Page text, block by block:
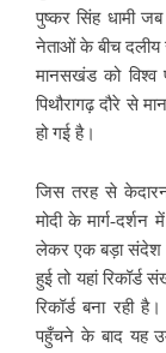
पुष्कर सिंह धामी जब
नेताओं के बीच दलीय
मानसखंड को विश्व
पिथौरागढ़ दौरे से
हो गई है।
जिस तरह से
मोदी के मार्ग-
लेकर एक बड़ा संदेश
हुई तो यहां रिकॉर्ड
रिकॉर्ड बना रही
पहुँचने के बाद यह